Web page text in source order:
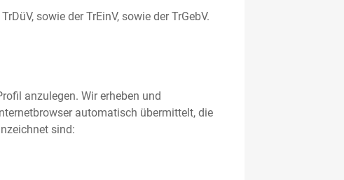
sowie der TrEinV, sowie der TrGebV.
anzulegen. Wir erheben und
automatisch übermittelt, die
sind: